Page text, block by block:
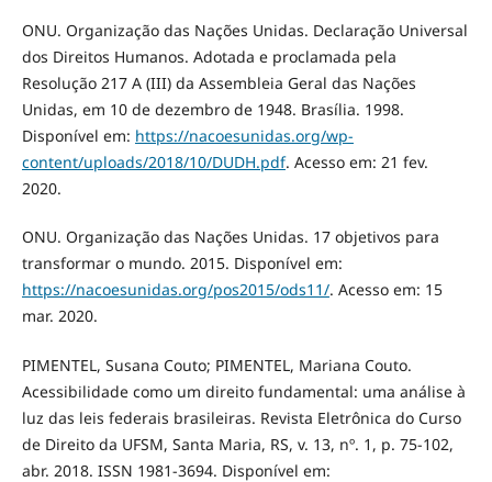
ONU. Organização das Nações Unidas. Declaração Universal
dos Direitos Humanos. Adotada e proclamada pela
Resolução 217 A (III) da Assembleia Geral das Nações
Unidas, em 10 de dezembro de 1948. Brasília. 1998.
Disponível em: https://nacoesunidas.org/wp-
content/uploads/2018/10/DUDH.pdf. Acesso em: 21 fev.
2020.
ONU. Organização das Nações Unidas. 17 objetivos para
transformar o mundo. 2015. Disponível em:
https://nacoesunidas.org/pos2015/ods11/. Acesso em: 15
mar. 2020.
PIMENTEL, Susana Couto; PIMENTEL, Mariana Couto.
Acessibilidade como um direito fundamental: uma análise à
luz das leis federais brasileiras. Revista Eletrônica do Curso
de Direito da UFSM, Santa Maria, RS, v. 13, nº. 1, p. 75-102,
abr. 2018. ISSN 1981-3694. Disponível em: